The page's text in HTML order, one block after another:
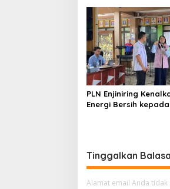
Spekulasi Berlebihan
PLN Enjiniring
Energi Bersih
Tinggalkan
Alamat email Anda